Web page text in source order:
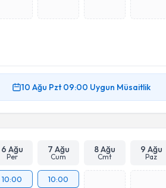
10 Ağu Pzt 09:00 Uygun Müsaitlik
6 Ağu
Per
7 Ağu
Cum
8 Ağu
Cmt
9 Ağu
Paz
10:00
10:00